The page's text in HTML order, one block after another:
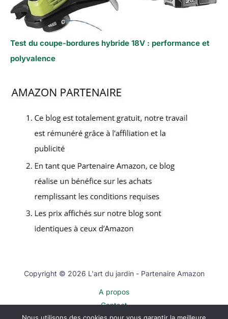
Test du coupe-bordures hybride 18V : performance et
polyvalence
Copyright © 2026 L'art du jardin - Partenaire Amazon
A propos
Contact